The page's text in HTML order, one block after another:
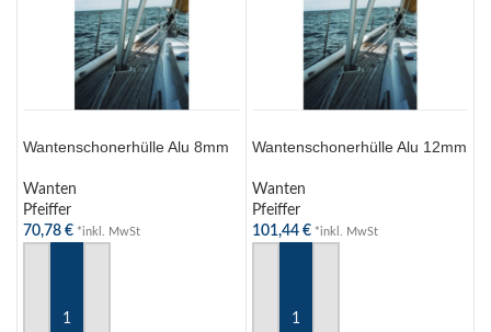
Wantenschonerhülle Alu 8mm
Wanten
Pfeiffer
70,78 € *inkl. MwSt
Wantenschonerhülle Alu 12mm
Wanten
Pfeiffer
101,44 € *inkl. MwSt